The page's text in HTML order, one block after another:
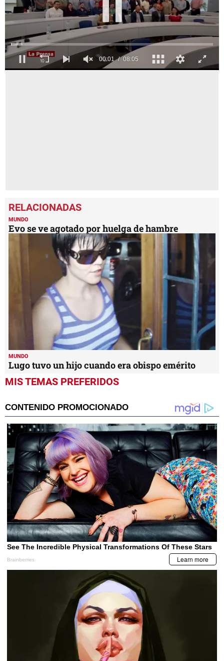
MUNDO
Evo se ve agotado por huelga de hambre
MUNDO
Lugo tuvo un hijo cuando era obispo emérito
MIS TEMAS PREFERIDOS